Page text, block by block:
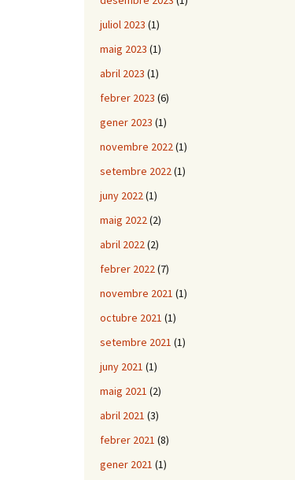
juliol 2023 (1)
maig 2023 (1)
abril 2023 (1)
febrer 2023 (6)
gener 2023 (1)
novembre 2022(1)
setembre 2022(1)
juny 2022(1)
maig 2022(2)
abril 2022(2)
febrer 2022(7)
novembre 2021 (1)
octubre 2021 (1)
setembre 2021 (1)
juny 2021 (1)
maig 2021 (2)
abril 2021 (3)
febrer 2021 (8)
gener 2021 (1)